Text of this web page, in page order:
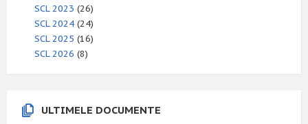
SCL 2023 (26)
SCL 2024 (24)
SCL 2025 (16)
SCL 2026 (8)
ULTIMELE DOCUMENTE